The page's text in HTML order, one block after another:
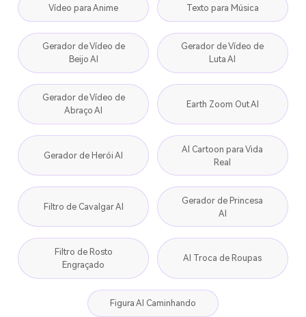
Vídeo para Anime Texto para Música
Gerador de Vídeo de
Beijo AI
Gerador de Vídeo de
Luta AI
Gerador de Vídeo de
Abraço AI
Earth Zoom Out AI
Gerador de Herói AI
AI Cartoon para Vida
Real
Filtro de Cavalgar AI
Gerador de Princesa
AI
Filtro de Rosto
Engraçado
AI Troca de Roupas
Figura AI Caminhando